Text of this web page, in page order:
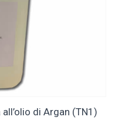
di Argan (TN1)